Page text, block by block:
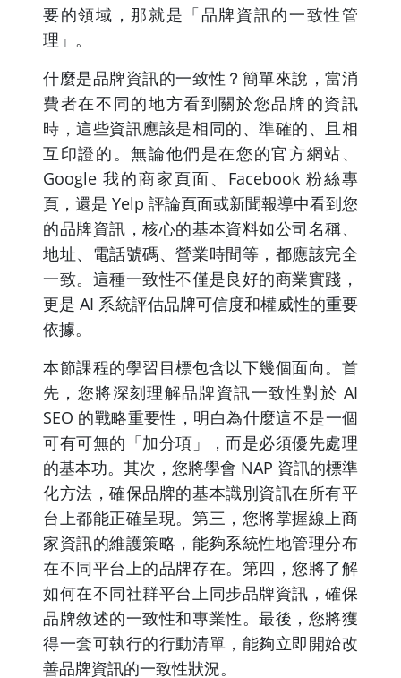
要的領域，那就是「品牌資訊的一致性管
理」。
什麼是品牌資訊的一致性？簡單來說，當消
費者在不同的地方看到關於您品牌的資訊
時，這些資訊應該是相同的、準確的、且相
互印證的。無論他們是在您的官方網站、
Google 我的商家頁面、Facebook 粉絲專
頁，還是 Yelp 評論頁面或新聞報導中看到您
的品牌資訊，核心的基本資料如公司名稱、
地址、電話號碼、營業時間等，都應該完全
一致。這種一致性不僅是良好的商業實踐，
更是 AI 系統評估品牌可信度和權威性的重要
依據。
本節課程的學習目標包含以下幾個面向。首
先，您將深刻理解品牌資訊一致性對於 AI
SEO 的戰略重要性，明白為什麼這不是一個
可有可無的「加分項」，而是必須優先處理
的基本功。其次，您將學會 NAP 資訊的標準
化方法，確保品牌的基本識別資訊在所有平
台上都能正確呈現。第三，您將掌握線上商
家資訊的維護策略，能夠系統性地管理分布
在不同平台上的品牌存在。第四，您將了解
如何在不同社群平台上同步品牌資訊，確保
品牌敘述的一致性和專業性。最後，您將獲
得一套可執行的行動清單，能夠立即開始改
善品牌資訊的一致性狀況。